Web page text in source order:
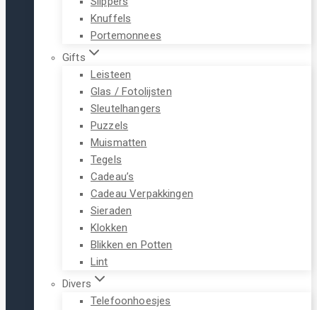
Knuffels
Portemonnees
Gifts
Leisteen
Glas / Fotolijsten
Sleutelhangers
Puzzels
Muismatten
Tegels
Cadeau’s
Cadeau Verpakkingen
Sieraden
Klokken
Blikken en Potten
Lint
Divers
Telefoonhoesjes